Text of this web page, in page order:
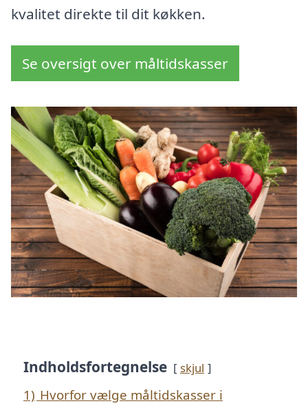
kvalitet direkte til dit køkken.
Se oversigt over måltidskasser
Indholdsfortegnelse skjul
1) Hvorfor vælge måltidskasser i